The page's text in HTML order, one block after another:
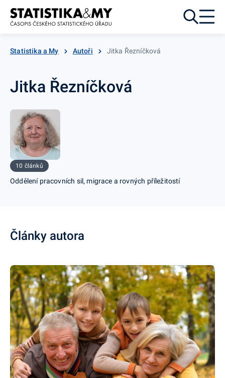
Přejít k obsahu
Statistika a My Autoři Jitka Řezníčková
Jitka Řezníčková
10 článků
Oddělení pracovních sil, migrace a rovných příležitostí
Články autora